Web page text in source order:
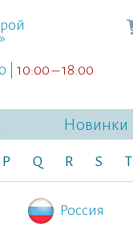
| 10:00 – 18:00
Новинки
P Q R S T
Россия